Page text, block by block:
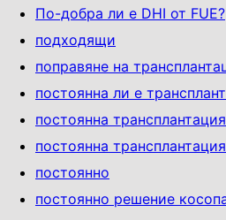
По-добра ли е DHI от FUE?
подходящи
поправяне на
постоянна ли е
постоянна
постоянна
постоянно
постоянно решение